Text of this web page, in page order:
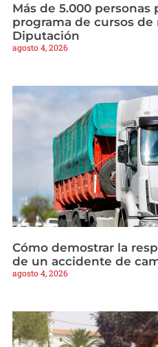
Más de 5.000
programa de cursos de
Diputación
agosto 4, 2026
Cómo demostrar la
de un accidente de
agosto 4, 2026